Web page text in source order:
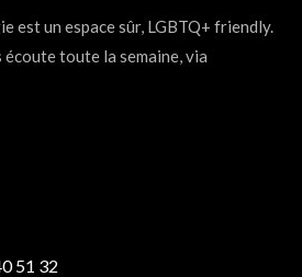
est un espace sûr, LGBTQ+ friendly.
écoute toute la semaine, via
51 32